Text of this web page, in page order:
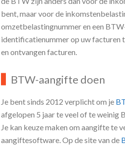
De Belastingdienst beschouwt u
de BTW zijn anders dan voor de
bent, maar voor de
omzetbelastingnummer en een
identificatienummer op uw facturen
BTW-aangifte doen
Je bent sinds 2012 verplicht om je
afgelopen 5 jaar te veel of te weinig